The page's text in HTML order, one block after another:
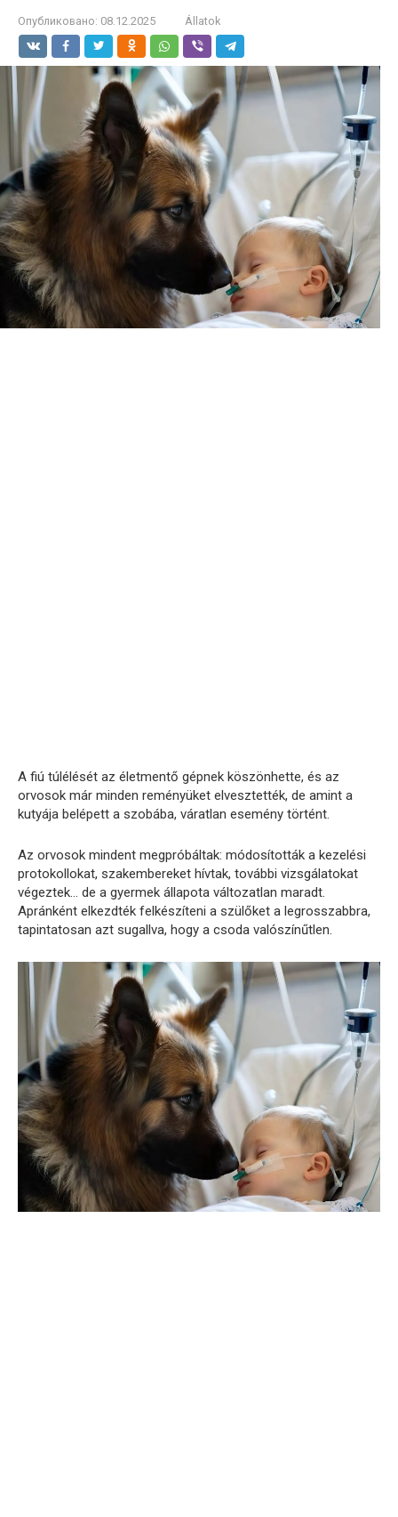
Опубликовано: 08.12.2025 Állatok
A fiú túlélését az életmentő gépnek köszönhette, és az
orvosok már minden reményüket elvesztették, de amint a
kutyája belépett a szobába, váratlan esemény történt.
Az orvosok mindent megpróbáltak: módosították a kezelési
protokollokat, szakembereket hívtak, további vizsgálatokat
végeztek… de a gyermek állapota változatlan maradt.
Apránként elkezdték felkészíteni a szülőket a legrosszabbra,
tapintatosan azt sugallva, hogy a csoda valószínűtlen.